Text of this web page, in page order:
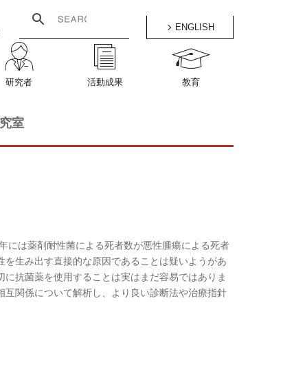
研究者 活動成果 教育
ENGLISH
室
には薬剤耐性菌による死者数が悪性腫瘍による死者
生み出す直接的な原因であることは疑いようがあ
抗菌薬を使用することは実はまだ容易ではありま
関係について解析し、より良い診断法や治療指針